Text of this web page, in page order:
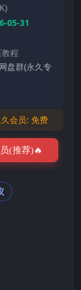
05-31
程
盘群(永久专
会员: 免费
(推荐)🔥